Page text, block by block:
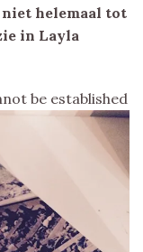
helemaal tot
in Layla
be established